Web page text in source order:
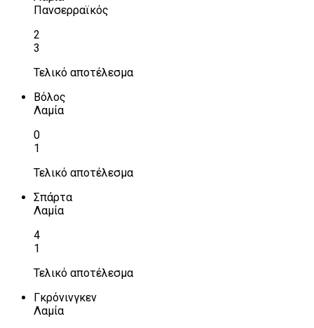
Πανσερραϊκός
2
3
Τελικό αποτέλεσμα
Βόλος
Λαμία
0
1
Τελικό αποτέλεσμα
Σπάρτα
Λαμία
4
1
Τελικό αποτέλεσμα
Γκρόνινγκεν
Λαμία